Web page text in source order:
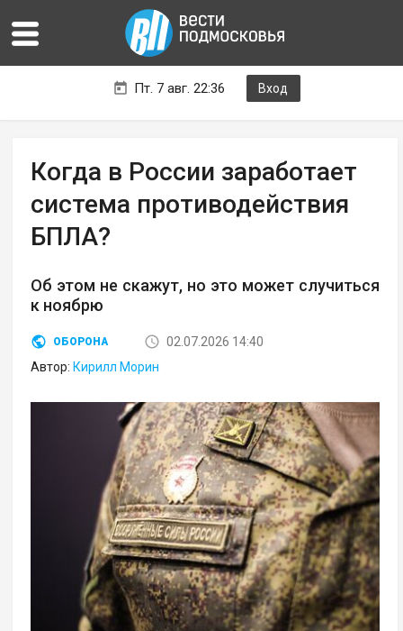
Пт. 7 авг. 22:36 Вход
Когда в России заработает
система противодействия
БПЛА?
Об этом не скажут, но это может случиться
к ноябрю
ОБОРОНА
02.07.2026 14:40
Автор: Кирилл Морин